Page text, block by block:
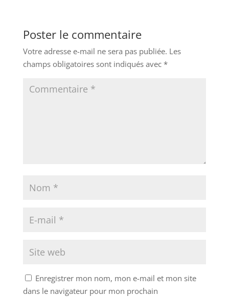
Poster le commentaire
Votre adresse e-mail ne sera pas publiée. Les
champs obligatoires sont indiqués avec *
Enregistrer mon nom, mon e-mail et mon site
dans le navigateur pour mon prochain